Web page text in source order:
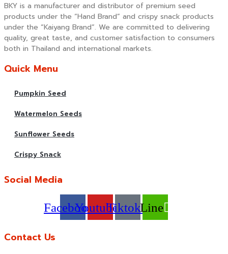
BKY is a manufacturer and distributor of premium seed
products under the “Hand Brand” and crispy snack products
under the “Kaiyang Brand”. We are committed to delivering
quality, great taste, and customer satisfaction to consumers
both in Thailand and international markets.
Quick Menu
Pumpkin Seed
Watermelon Seeds
Sunflower Seeds
Crispy Snack
Social Media
FacebookYoutubeTiktokLine
Contact Us